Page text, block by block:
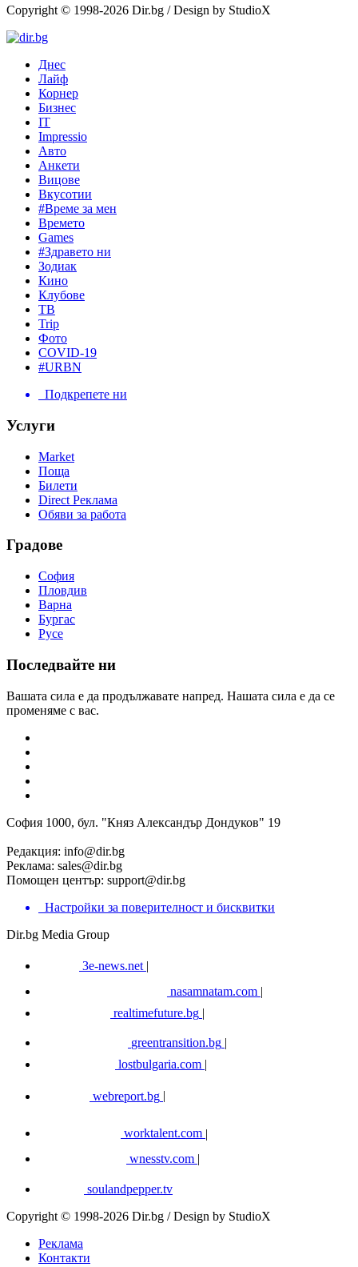
Copyright © 1998-2026 Dir.bg / Design by StudioX
Днес
Лайф
Корнер
Бизнес
IT
Impressio
Авто
Анкети
Вицове
Вкусотии
#Време за мен
Времето
Games
#Здравето ни
Зодиак
Кино
Клубове
ТВ
Trip
Фото
COVID-19
#URBN
Подкрепете ни
Услуги
Market
Поща
Билети
Direct Реклама
Обяви за работа
Градове
София
Пловдив
Варна
Бургас
Русе
Последвайте ни
Вашата сила е да продължавате напред. Нашата сила е да се
променяме с вас.
София 1000, бул. "Княз Александър Дондуков" 19
Редакция: info@dir.bg
Реклама: sales@dir.bg
Помощен център: support@dir.bg
Настройки за поверителност и бисквитки
Dir.bg Media Group
3e-news.net |
nasamnatam.com |
realtimefuture.bg |
greentransition.bg |
lostbulgaria.com |
webreport.bg
worktalent.com |
wnesstv.com |
soulandpepper.tv
Copyright © 1998-2026 Dir.bg / Design by StudioX
Реклама
Контакти